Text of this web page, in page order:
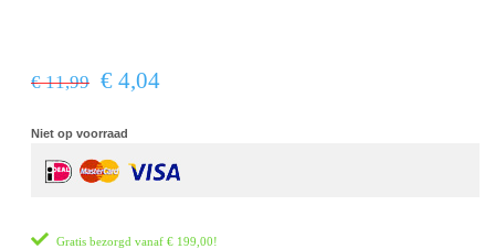
€ 11,99 € 4,04
Niet op voorraad
Gratis bezorgd vanaf € 199,00!